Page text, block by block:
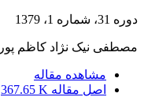
دوره 31، شماره 1، 1379
مصطفی نیک نژاد کاظم
مشاهده مقاله
اصل مقاله 367.65 K